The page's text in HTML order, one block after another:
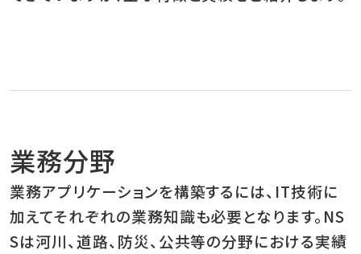
業務分野
業務アプリケーションを構築するには、IT技術に
加えてそれぞれの業務知識も必要となります。NS
Sは河川、道路、防災、公共等の分野における実績